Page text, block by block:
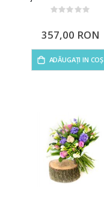
Rating:
357,00 RON
ADĂUGAȚI IN COȘ